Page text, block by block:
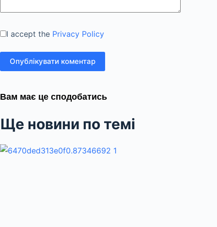
I accept the Privacy Policy
Опублікувати коментар
Вам має це сподобатись
Ще новини по темі